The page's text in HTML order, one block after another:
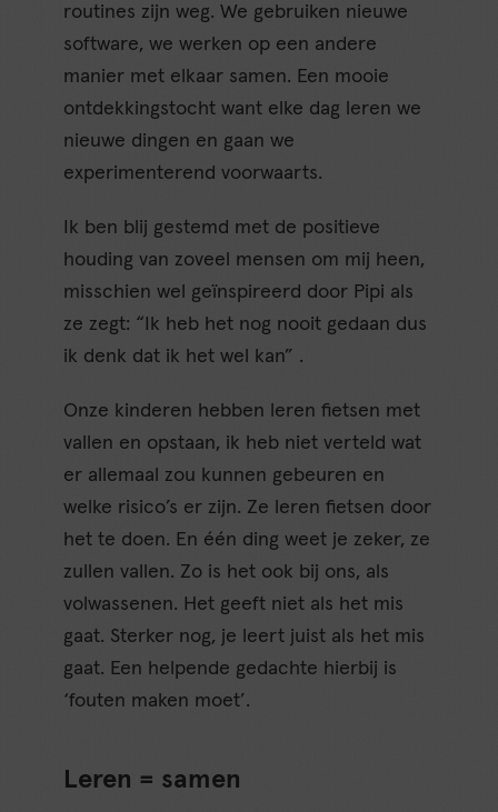
routines zijn weg. We gebruiken nieuwe
software, we werken op een andere
manier met elkaar samen. Een mooie
ontdekkingstocht want elke dag leren we
nieuwe dingen en gaan we
experimenterend voorwaarts.
Ik ben blij gestemd met de positieve
houding van zoveel mensen om mij heen,
misschien wel geïnspireerd door Pipi als
ze zegt: “Ik heb het nog nooit gedaan dus
ik denk dat ik het wel kan” .
Onze kinderen hebben leren fietsen met
vallen en opstaan, ik heb niet verteld wat
er allemaal zou kunnen gebeuren en
welke risico’s er zijn. Ze leren fietsen door
het te doen. En één ding weet je zeker, ze
zullen vallen. Zo is het ook bij ons, als
volwassenen. Het geeft niet als het mis
gaat. Sterker nog, je leert juist als het mis
gaat. Een helpende gedachte hierbij is
‘fouten maken moet’.
Leren = samen